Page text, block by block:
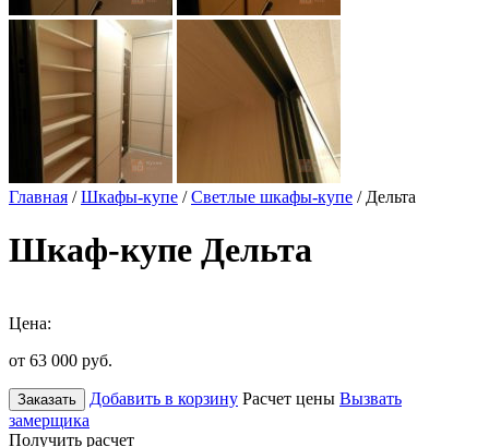
Главная /Шкафы-купе /Светлые шкафы-купе / Дельта
Шкаф-купе Дельта
Цена:
от 63 000 руб.
Заказать Добавить в корзину Расчет цены Вызвать
замерщика
Получить расчет